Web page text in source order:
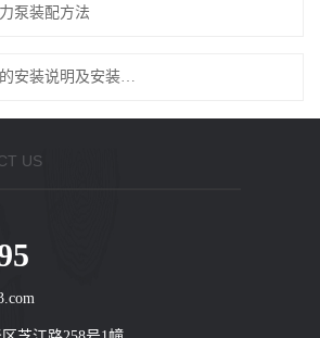
泵装配方法
亚耐离心泵的安装说明及安装顺序
US